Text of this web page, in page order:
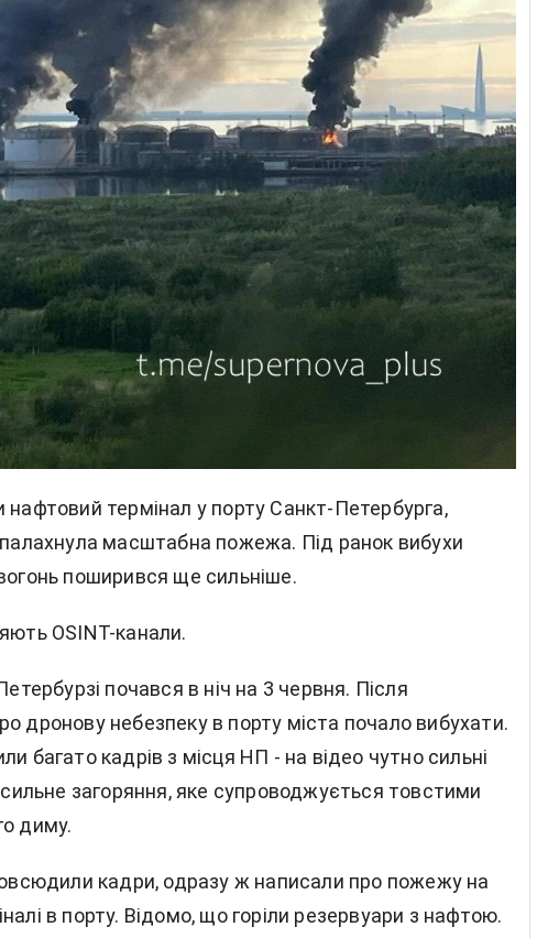
термінал у порту Санкт-Петербурга,
масштабна пожежа. Під ранок вибухи
поширився ще сильніше.
OSINT-канали.
почався в ніч на 3 червня. Після
дронову небезпеку в порту міста почало вибухати.
багато кадрів з місця НП - на відео чутно сильні
сильне загоряння, яке супроводжується товстими
диму.
кадри, одразу ж написали про пожежу на
в порту. Відомо, що горіли резервуари з нафтою.